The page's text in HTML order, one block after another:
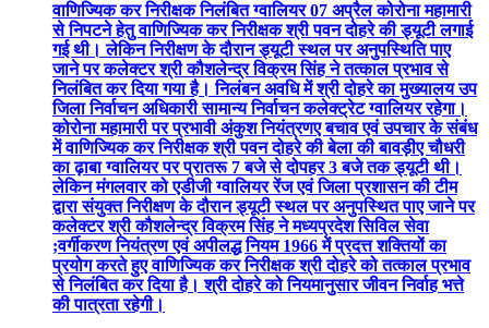
वाणिज्यिक कर निरीक्षक निलंबित ग्वालियर 07 अप्रैल कोरोना महामारी
से निपटने हेतु वाणिज्यिक कर निरीक्षक श्री पवन दोहरे की ड्यूटी लगाई
गई थी। लेकिन निरीक्षण के दौरान ड्यूटी स्थल पर अनुपस्थिति पाए
जाने पर कलेक्टर श्री कौशलेन्द्र विक्रम सिंह ने तत्काल प्रभाव से
निलंबित कर दिया गया है। निलंबन अवधि में श्री दोहरे का मुख्यालय उप
जिला निर्वाचन अधिकारी सामान्य निर्वाचन कलेक्ट्रेट ग्वालियर रहेगा।
कोरोना महामारी पर प्रभावी अंकुश नियंत्रणए बचाव एवं उपचार के संबंध
में वाणिज्यिक कर निरीक्षक श्री पवन दोहरे की बेला की बावड़ीए चौधरी
का ढ़ाबा ग्वालियर पर प्रातरू 7 बजे से दोपहर 3 बजे तक ड्यूटी थी।
लेकिन मंगलवार को एडीजी ग्वालियर रेंज एवं जिला प्रशासन की टीम
द्वारा संयुक्त निरीक्षण के दौरान ड्यूटी स्थल पर अनुपस्थित पाए जाने पर
कलेक्टर श्री कौशलेन्द्र विक्रम सिंह ने मध्यप्रदेश सिविल सेवा
;वर्गीकरण नियंत्रण एवं अपीलद्ध नियम 1966 में प्रदत्त शक्तियों का
प्रयोग करते हुए वाणिज्यिक कर निरीक्षक श्री दोहरे को तत्काल प्रभाव
से निलंबित कर दिया है। श्री दोहरे को नियमानुसार जीवन निर्वाह भत्ते
की पात्रता रहेगी।